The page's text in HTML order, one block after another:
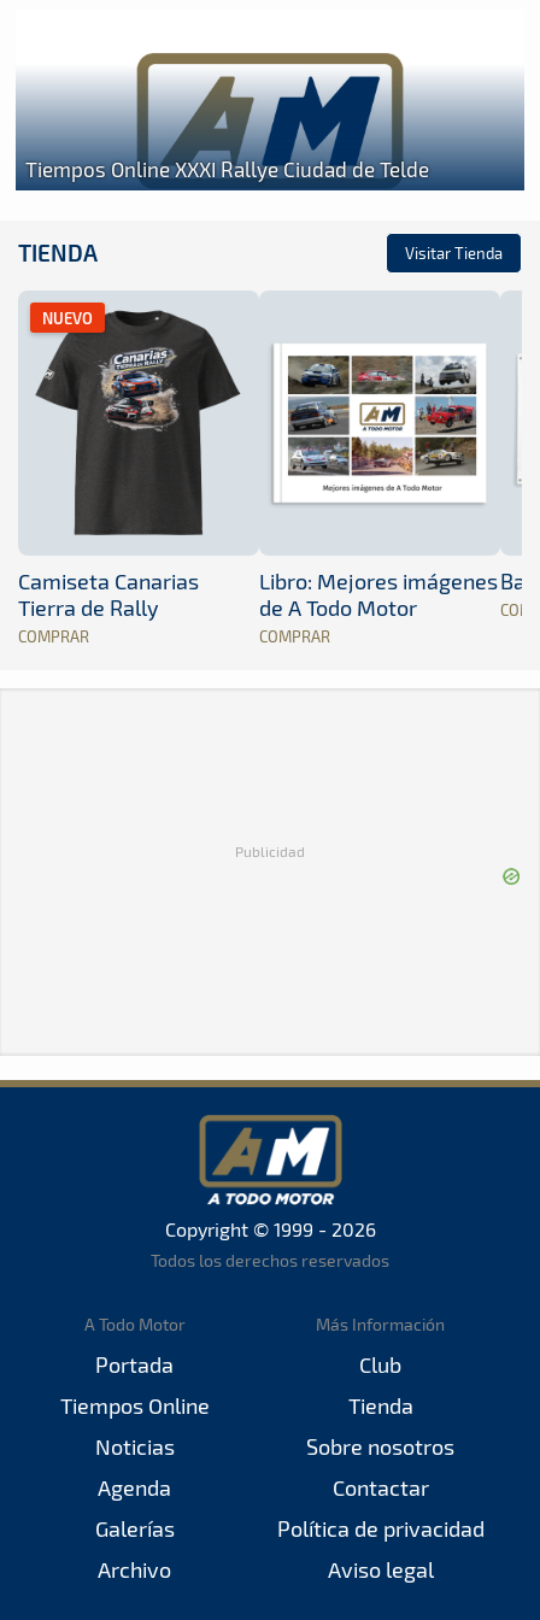
Tiempos Online XXXI Rallye Ciudad de Telde
TIENDA Visitar Tienda
NUEVO
Camiseta Canarias
Tierra de Rally
COMPRAR
Libro: Mejores imágenes
de A Todo Motor
COMPRAR
Publicidad
Copyright © 1999 - 2026
Todos los derechos reservados
A Todo Motor
Portada
Tiempos Online
Noticias
Agenda
Galerías
Archivo
Más Información
Club
Tienda
Sobre nosotros
Contactar
Política de privacidad
Aviso legal